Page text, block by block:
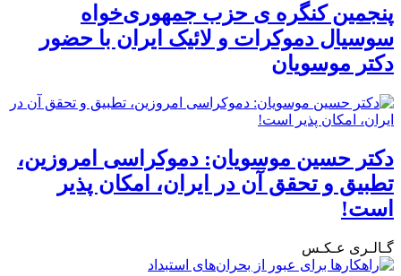
پنجمین کنگره ی حزب جمهوری‌خواه
سوسیال دموکرات و لائیک ایران با حضور
دکتر موسویان
دکتر حسین موسویان: دموکراسی امروزین،
تطبیق و تحقق آن در ایران، امکان پذیر
است!
گـالـری عـکـس